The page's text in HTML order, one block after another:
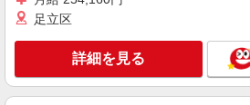
足立区
詳細を見る